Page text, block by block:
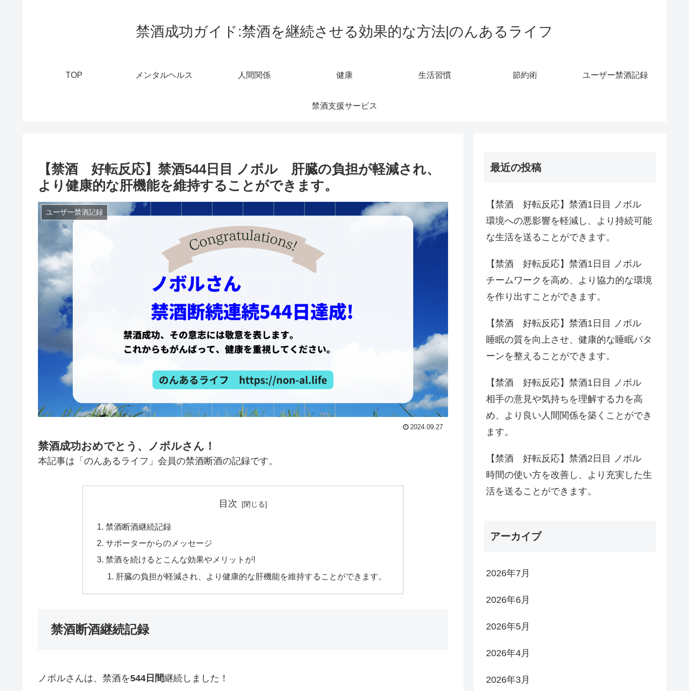
禁酒成功ガイド:禁酒を継続させる効果的な方法|のんあるライフ
TOP メンタルヘルス 人間関係 健康 生活習慣 節約術 ユーザー禁酒記録
禁酒支援サービス
【禁酒 好転反応】禁酒544日目 ノボル 肝臓の負担が軽減され、
より健康的な肝機能を維持することができます。
ユーザー禁酒記録
2024.09.27
禁酒成功おめでとう、ノボルさん！
本記事は「のんあるライフ」会員の禁酒断酒の記録です。
目次
禁酒断酒継続記録
サポーターからのメッセージ
禁酒を続けるとこんな効果やメリットが!
肝臓の負担が軽減され、より健康的な肝機能を維持することができます。
禁酒断酒継続記録
ノボルさんは、禁酒を544日間継続しました！
最近の投稿
【禁酒 好転反応】禁酒1日目 ノボル
環境への悪影響を軽減し、より持続可能
な生活を送ることができます。
【禁酒 好転反応】禁酒1日目 ノボル
チームワークを高め、より協力的な環境
を作り出すことができます。
【禁酒 好転反応】禁酒1日目 ノボル
睡眠の質を向上させ、健康的な睡眠パタ
ーンを整えることができます。
【禁酒 好転反応】禁酒1日目 ノボル
相手の意見や気持ちを理解する力を高
め、より良い人間関係を築くことができ
ます。
【禁酒 好転反応】禁酒2日目 ノボル
時間の使い方を改善し、より充実した生
活を送ることができます。
アーカイブ
2026年7月
2026年6月
2026年5月
2026年4月
2026年3月